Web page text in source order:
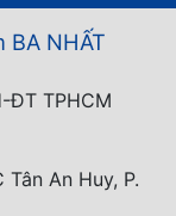
BA NHẤT
ĐT TPHCM
An Huy, P.